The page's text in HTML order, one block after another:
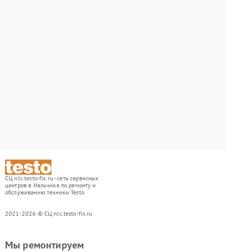
СЦ nlc.testo-fix.ru - сеть сервисных
центров в Нальчике по ремонту и
обслуживанию техники Testo
2021-2026 © СЦ nlc.testo-fix.ru
Мы ремонтируем